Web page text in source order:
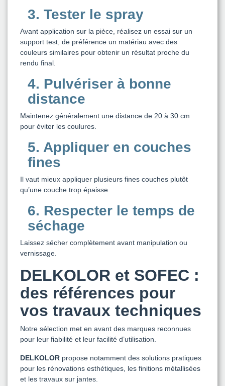
3. Tester le spray
Avant application sur la pièce, réalisez un essai sur un
support test, de préférence un matériau avec des
couleurs similaires pour obtenir un résultat proche du
rendu final.
4. Pulvériser à bonne
distance
Maintenez généralement une distance de 20 à 30 cm
pour éviter les coulures.
5. Appliquer en couches
fines
Il vaut mieux appliquer plusieurs fines couches plutôt
qu’une couche trop épaisse.
6. Respecter le temps de
séchage
Laissez sécher complètement avant manipulation ou
vernissage.
DELKOLOR et SOFEC :
des références pour
vos travaux techniques
Notre sélection met en avant des marques reconnues
pour leur fiabilité et leur facilité d’utilisation.
DELKOLOR propose notamment des solutions pratiques
pour les rénovations esthétiques, les finitions métallisées
et les travaux sur jantes.